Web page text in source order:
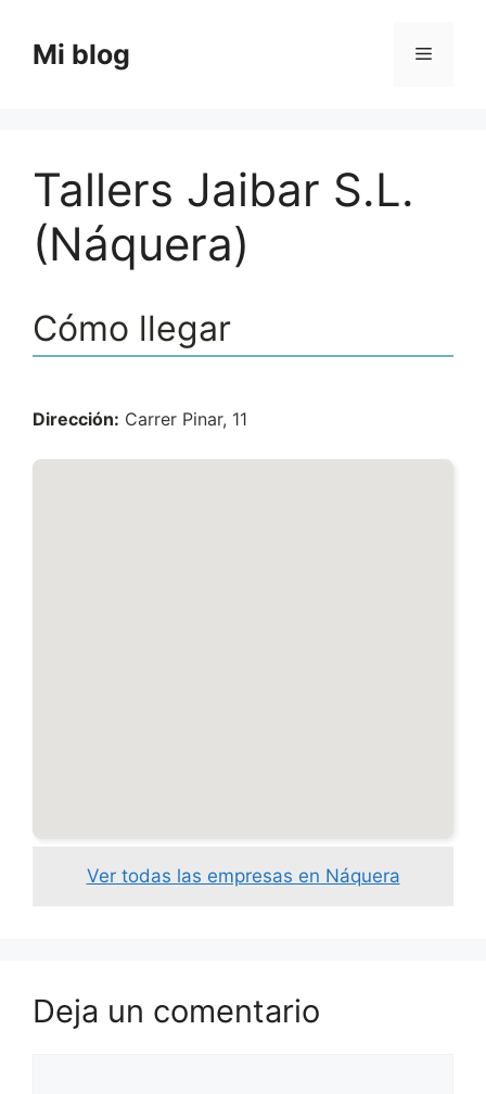
contenido
Mi blog Menú
Tallers Jaibar S.L.
(Náquera)
Cómo llegar
Dirección: Carrer Pinar, 11
Ver todas las empresas en Náquera
Deja un comentario